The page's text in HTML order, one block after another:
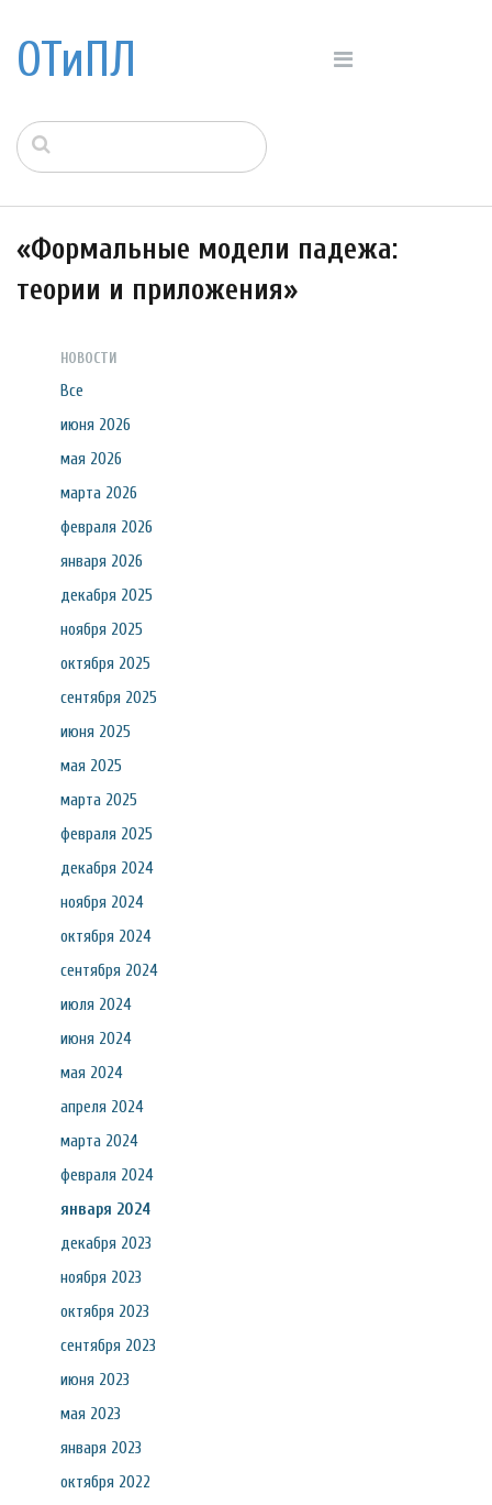
ОТиПЛ
«Формальные модели падежа:
теории и приложения»
НОВОСТИ
Все
июня 2026
мая 2026
марта 2026
февраля 2026
января 2026
декабря 2025
ноября 2025
октября 2025
сентября 2025
июня 2025
мая 2025
марта 2025
февраля 2025
декабря 2024
ноября 2024
октября 2024
сентября 2024
июля 2024
июня 2024
мая 2024
апреля 2024
марта 2024
февраля 2024
января 2024
декабря 2023
ноября 2023
октября 2023
сентября 2023
июня 2023
мая 2023
января 2023
октября 2022